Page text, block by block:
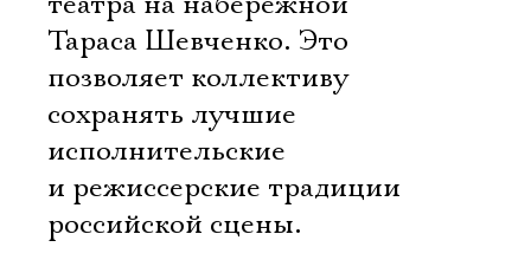
Тараса Шевченко. Это
позволяет коллективу
сохранять лучшие
исполнительские
и режиссерские традиции
российской сцены.